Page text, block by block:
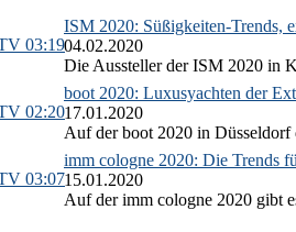
03:19
ISM 2020: Süßigkeiten-Trends,
04.02.2020
Die Aussteller der ISM 2020 in
02:20
boot 2020: Luxusyachten der
17.01.2020
Auf der boot 2020 in Düsseldorf
03:07
imm cologne 2020: Die Trends
15.01.2020
Auf der imm cologne 2020 gibt